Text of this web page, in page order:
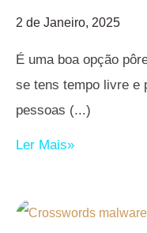
2 de Janeiro, 2025
É uma boa opção
se tens tempo livre e
pessoas
Ler Mais»